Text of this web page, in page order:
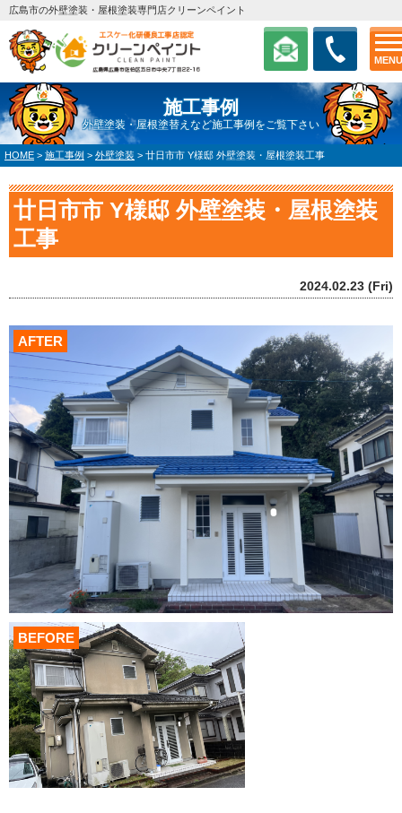
MENU
広島市の外壁塗装・屋根塗装専門店クリーンペイント
施工事例
外壁塗装・屋根塗替えなど施工事例をご覧下さい
HOME > 施工事例 > 外壁塗装 > 廿日市市 Y様邸 外壁塗装・屋根塗装工事
廿日市市 Y様邸 外壁塗装・屋根塗装
工事
2024.02.23 (Fri)
AFTER
BEFORE